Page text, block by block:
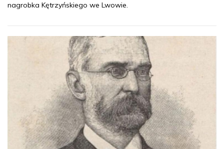
nagrobka Kętrzyńskiego we Lwowie.